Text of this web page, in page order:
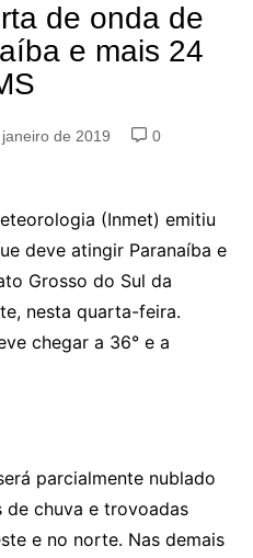
de onda de
e mais 24
de 2019
0
(Inmet) emitiu
deve atingir Paranaíba e
Grosso do Sul da
nesta quarta-feira.
chegar a 36° e a
parcialmente nublado
de chuva e trovoadas
e no norte. Nas demais